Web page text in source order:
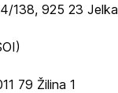
138, 925 23 Jelka
79 Žilina 1